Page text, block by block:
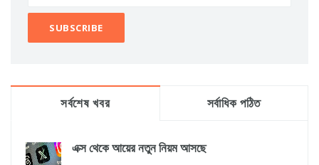
সর্বশেষ খবর সর্বাধিক পঠিত
এক্স থেকে আয়ের নতুন নিয়ম আসছে